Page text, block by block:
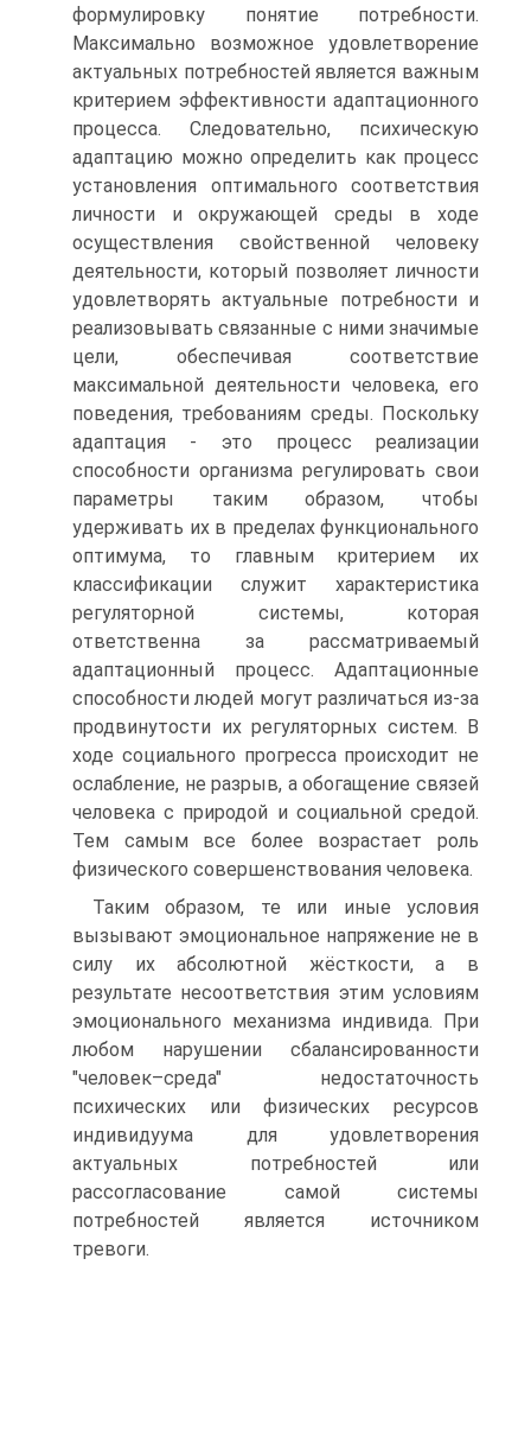
формулировку понятие потребности.
Максимально возможное удовлетворение
актуальных потребностей является важным
критерием эффективности адаптационного
процесса. Следовательно, психическую
адаптацию можно определить как процесс
установления оптимального соответствия
личности и окружающей среды в ходе
осуществления свойственной человеку
деятельности, который позволяет личности
удовлетворять актуальные потребности и
реализовывать связанные с ними значимые
цели, обеспечивая соответствие
максимальной деятельности человека, его
поведения, требованиям среды. Поскольку
адаптация - это процесс реализации
способности организма регулировать свои
параметры таким образом, чтобы
удерживать их в пределах функционального
оптимума, то главным критерием их
классификации служит характеристика
регуляторной системы, которая
ответственна за рассматриваемый
адаптационный процесс. Адаптационные
способности людей могут различаться из-за
продвинутости их регуляторных систем. В
ходе социального прогресса происходит не
ослабление, не разрыв, а обогащение связей
человека с природой и социальной средой.
Тем самым все более возрастает роль
физического совершенствования человека.
Таким образом, те или иные условия
вызывают эмоциональное напряжение не в
силу их абсолютной жёсткости, а в
результате несоответствия этим условиям
эмоционального механизма индивида. При
любом нарушении сбалансированности
"человек–среда" недостаточность
психических или физических ресурсов
индивидуума для удовлетворения
актуальных потребностей или
рассогласование самой системы
потребностей является источником
тревоги.